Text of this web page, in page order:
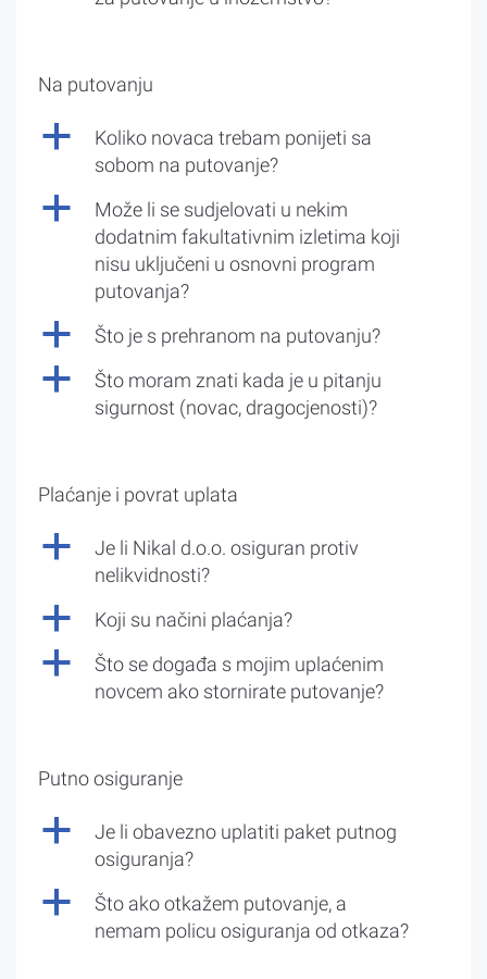
Na putovanju
a
Koliko novaca trebam ponijeti sa
sobom na putovanje?
a
Može li se sudjelovati u nekim
dodatnim fakultativnim izletima koji
nisu uključeni u osnovni program
putovanja?
a Što je s prehranom na putovanju?
a
Što moram znati kada je u pitanju
sigurnost (novac, dragocjenosti)?
Plaćanje i povrat uplata
a
Je li Nikal d.o.o. osiguran protiv
nelikvidnosti?
a Koji su načini plaćanja?
a
Što se događa s mojim uplaćenim
novcem ako stornirate putovanje?
Putno osiguranje
a
Je li obavezno uplatiti paket putnog
osiguranja?
a
Što ako otkažem putovanje, a
nemam policu osiguranja od otkaza?